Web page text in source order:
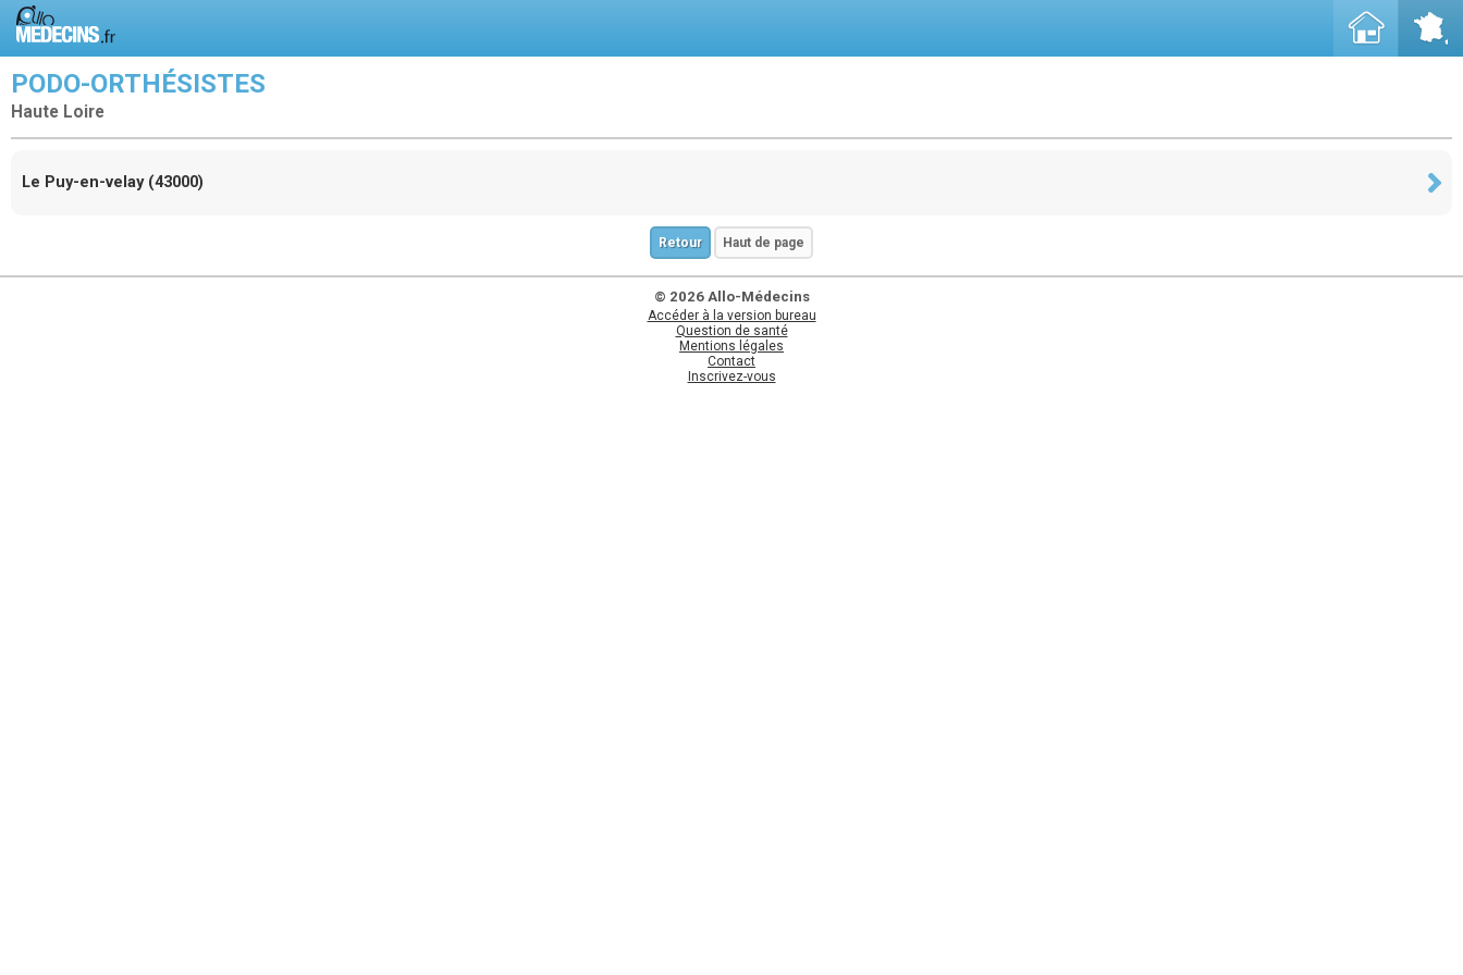
PODO-ORTHÉSISTES
Haute Loire
Le Puy-en-velay (43000)
Retour Haut de page
© 2026 Allo-Médecins
Accéder à la version bureau
Question de santé
Mentions légales
Contact
Inscrivez-vous